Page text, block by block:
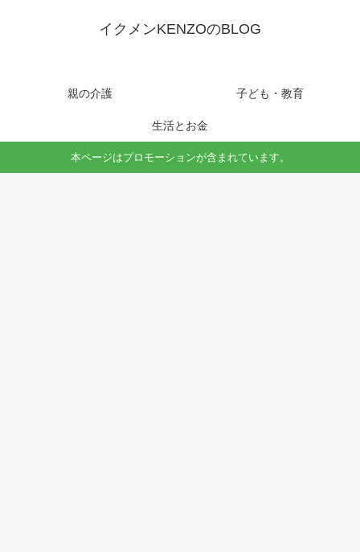
イクメンKENZOのBLOG
親の介護 子ども・教育
生活とお金
本ページはプロモーションが含まれています。